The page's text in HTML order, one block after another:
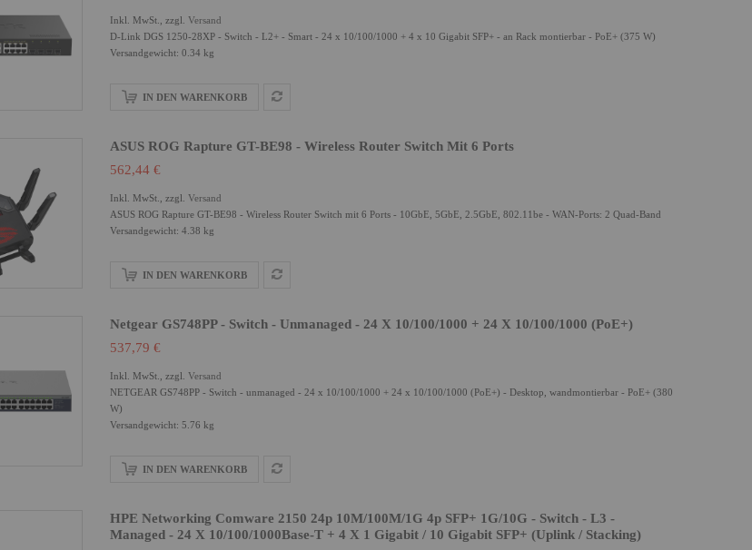
Inkl. MwSt., zzgl. Versand
D-Link DGS 1250-28XP - Switch - L2+ - Smart - 24 x 10/100/1000 + 4 x 10 Gigabit SFP+ - an Rack montierbar - PoE+ (375 W)
Versandgewicht: 0.34 kg
IN DEN WARENKORB
ASUS ROG Rapture GT-BE98 - Wireless Router Switch Mit 6 Ports
562,44 €
Inkl. MwSt., zzgl. Versand
ASUS ROG Rapture GT-BE98 - Wireless Router Switch mit 6 Ports - 10GbE, 5GbE, 2.5GbE, 802.11be - WAN-Ports: 2 Quad-Band
Versandgewicht: 4.38 kg
IN DEN WARENKORB
Netgear GS748PP - Switch - Unmanaged - 24 X 10/100/1000 + 24 X 10/100/1000 (PoE+)
537,79 €
Inkl. MwSt., zzgl. Versand
NETGEAR GS748PP - Switch - unmanaged - 24 x 10/100/1000 + 24 x 10/100/1000 (PoE+) - Desktop, wandmontierbar - PoE+ (380
W)
Versandgewicht: 5.76 kg
IN DEN WARENKORB
HPE Networking Comware 2150 24p 10M/100M/1G 4p SFP+ 1G/10G - Switch - L3 -
Managed - 24 X 10/100/1000Base-T + 4 X 1 Gigabit / 10 Gigabit SFP+ (Uplink / Stacking)